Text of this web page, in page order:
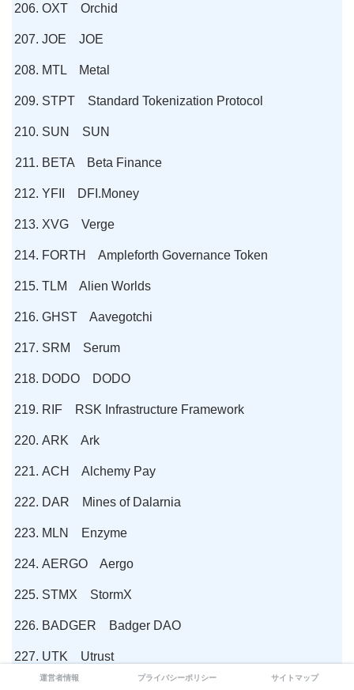
OXT Orchid
JOE JOE
MTL Metal
STPT Standard Tokenization Protocol
SUN SUN
BETA Beta Finance
YFII DFI.Money
XVG Verge
FORTH Ampleforth Governance Token
TLM Alien Worlds
GHST Aavegotchi
SRM Serum
DODO DODO
RIF RSK Infrastructure Framework
ARK Ark
ACH Alchemy Pay
DAR Mines of Dalarnia
MLN Enzyme
AERGO Aergo
STMX StormX
BADGER Badger DAO
UTK Utrust
運営者情報 プライバシーポリシー サイトマップ